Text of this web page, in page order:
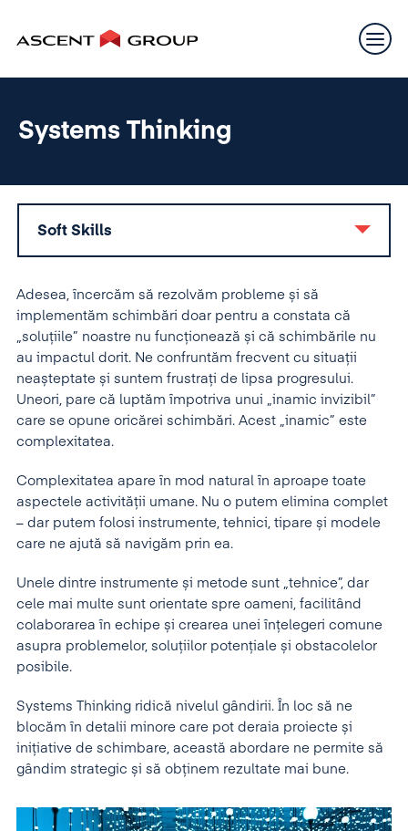
Systems Thinking
Soft Skills
Adesea, încercăm să rezolvăm probleme și să
implementăm schimbări doar pentru a constata că
„soluțiile” noastre nu funcționează și că schimbările nu
au impactul dorit. Ne confruntăm frecvent cu situații
neașteptate și suntem frustrați de lipsa progresului.
Uneori, pare că luptăm împotriva unui „inamic invizibil”
care se opune oricărei schimbări. Acest „inamic” este
complexitatea.
Complexitatea apare în mod natural în aproape toate
aspectele activității umane. Nu o putem elimina complet
– dar putem folosi instrumente, tehnici, tipare și modele
care ne ajută să navigăm prin ea.
Unele dintre instrumente și metode sunt „tehnice”, dar
cele mai multe sunt orientate spre oameni, facilitând
colaborarea în echipe și crearea unei înțelegeri comune
asupra problemelor, soluțiilor potențiale și obstacolelor
posibile.
Systems Thinking ridică nivelul gândirii. În loc să ne
blocăm în detalii minore care pot deraia proiecte și
inițiative de schimbare, această abordare ne permite să
gândim strategic și să obținem rezultate mai bune.